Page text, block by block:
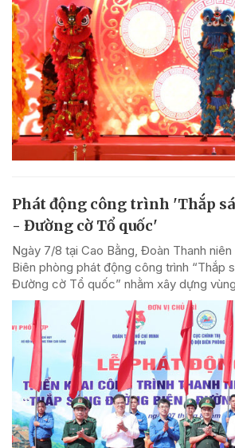
Phát động công trình 'Thắp
- Đường cờ Tổ quốc'
Ngày 7/8 tại Cao Bằng, Đoàn Thanh
Biên phòng phát động công trình “Thắp
Đường cờ Tổ quốc” nhằm xây dựng